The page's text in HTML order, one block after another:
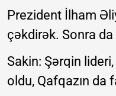
Prezident İlham
çəkdirək. Sonra da
Sakin: Şərqin
oldu, Qafqazın da